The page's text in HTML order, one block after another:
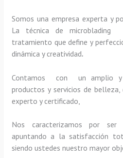
Somos una empresa experta y
La técnica de microblading
tratamiento que define y
dinámica y creatividad.
Contamos con un amplio y
productos y servicios de
experto y certificado,
Nos caracterizamos por ser
apuntando a la satisfacción
siendo ustedes nuestro mayor